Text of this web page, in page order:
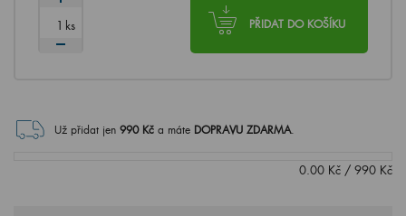
PŘIDAT DO KOŠÍKU
ks
Už přidat jen 990Kč a máte DOPRAVU ZDARMA.
0.00 Kč / 990 Kč